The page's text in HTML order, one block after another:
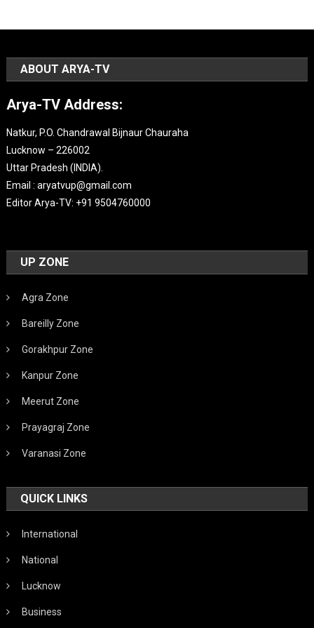
ABOUT ARYA-TV
Arya-TV Address:
Natkur, P.O. Chandrawal Bijnaur Chauraha
Lucknow – 226002
Uttar Pradesh (INDIA).
Email : aryatvup@gmail.com
Editor Arya-TV: +91 9504760000
UP ZONE
Agra Zone
Bareilly Zone
Gorakhpur Zone
Kanpur Zone
Meerut Zone
Prayagraj Zone
Varanasi Zone
QUICK LINKS
International
National
Lucknow
Business